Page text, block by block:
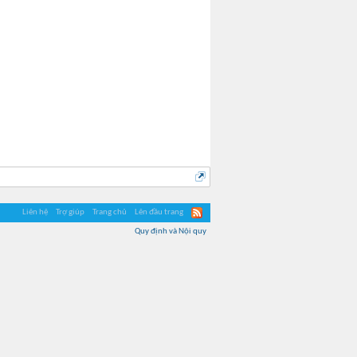
Liên hệ Trợ giúp Trang chủ Lên đầu trang
Quy định và Nội quy